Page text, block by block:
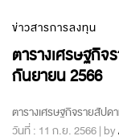
ข่าวสารการลงทุน
ตารางเศรษฐกิจ
กันยายน 2566
ตารางเศรษฐกิจรายสัป
วันที่ : 11 ก.ย. 2566 | by